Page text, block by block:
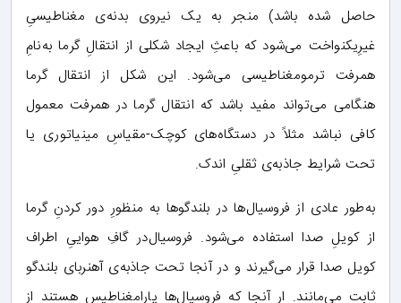
حاصل شده باشد) منجر به یک نیروی بدنه‌ی مغناطیسیِ
غیرِیکنواخت می‌شود که باعثِ ایجاد شکلی از انتقالِ گرما به‌‌نامِ
همرفت ترمومغناطیسی می‌شود. این شکل از انتقال گرما
هنگامی می‌تواند مفید باشد که انتقال گرما در همرفت معمول
کافی نباشد مثلاً در دستگاه‌های کوچک-مقیاسِ مینیاتوری یا
تحت شرایط جاذبه‌ی ثقلیِ اندک.
به‌طور عادی از فروسیال‌ها در بلندگوها به منظورِ دور کردنِ گرما
از کویلِ صدا استفاده می‌شود. فروسیال‌در گافِ هواییِ اطراف
کویل صدا قرار می‌گیرند و در آنجا تحت جاذبه‌ی آهنربای بلندگو
ثابت می‌مانند. ار آنجا که فروسیال‌ها پارامغناطیس هستند از